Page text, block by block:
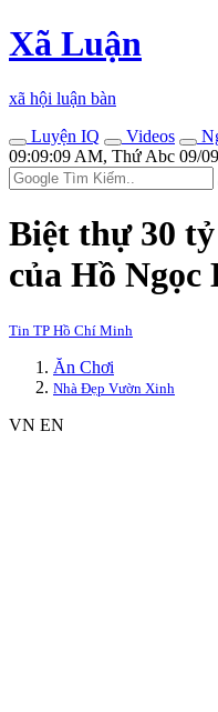
Xã Luận
xã hội luận bàn
Luyện IQ
Videos
09:09:09 AM, Thứ Abc 09/
Biệt thự 30
của Hồ
Tin TP Hồ Chí Minh
Ăn Chơi
Nhà Đẹp Vườn Xinh
VN EN